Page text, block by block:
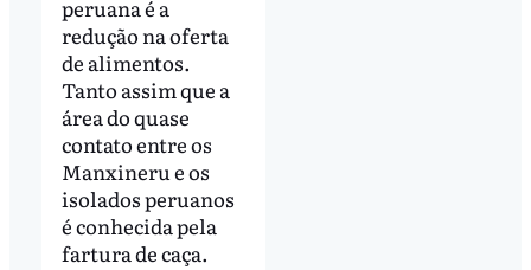
peruana é a
redução na oferta
de alimentos.
Tanto assim que a
área do quase
contato entre os
Manxineru e os
isolados peruanos
é conhecida pela
fartura de caça.